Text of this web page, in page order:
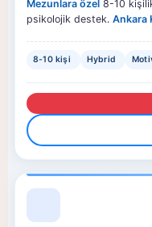
Mezunlara özel 8-10
psikolojik destek. Ankara
8-10 kişi Hybrid